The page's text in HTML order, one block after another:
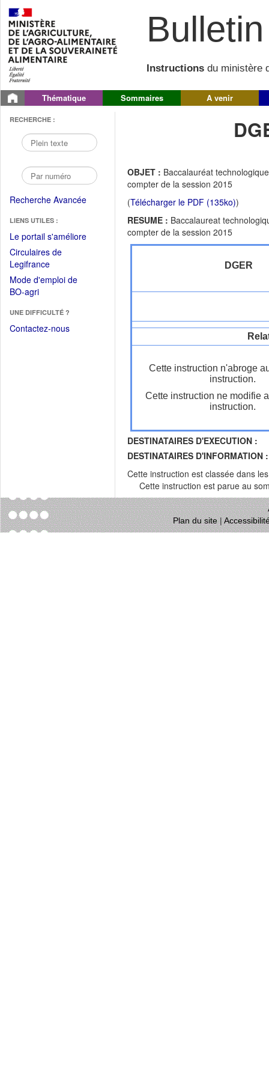
Instructions du ministère
Thématique Sommaires A venir
RECHERCHE :
Recherche Avancée
LIENS UTILES :
Le portail s'améliore(Fichier
Circulaires de
Legifrance(Ouvrir
dans
une
fenêtre)
Mode d'emploi de
BO-agri(Ouvrir
une
nouvelle
UNE DIFFICULTÉ ?
Contactez-nous
OBJET : Baccalauréat
compter de la session 2015
(Télécharger le PDF (135ko))
RESUME : Baccalaureat
compter de la session 2015
DGER
Cette instruction n'abroge
instruction.
Cette instruction ne modifie
instruction.
DESTINATAIRES D'EXECUTION :
DESTINATAIRES D'INFORMATION :
Cette instruction est classée dans
Cette instruction est parue au
Plan du site|